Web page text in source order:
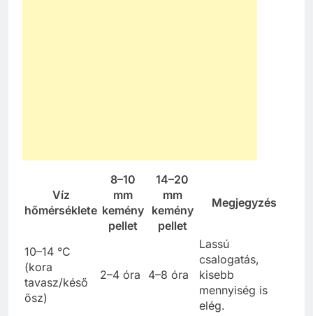
Víz
hőmérséklete
8–10
mm
kemény
pellet
14–20
mm
kemény
pellet
Megjegyzés
10–14 °C
(kora
tavasz/késő
ősz)
2–4 óra 4–8 óra
Lassú
csalogatás,
kisebb
mennyiség is
elég.